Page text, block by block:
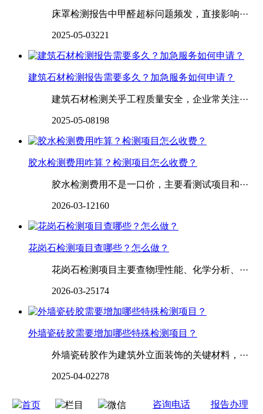
床罩检测报告中甲醛超标问题频发，直接影响···
2025-05-03221
建筑石材检测报告需要多久？加急服务如何申请？
建筑石材检测关乎工程质量安全，企业常关注···
2025-05-08198
胶水检测费用咋算？检测项目怎么收费？
胶水检测费用不是一口价，主要看测试项目和···
2026-03-12160
花岗石检测项目查哪些？怎么做？
花岗石检测项目主要查物理性能、化学分析、···
2026-03-25174
外墙瓷砖胶需要增加哪些特殊检测项目？
外墙瓷砖胶作为建筑外立面装饰的关键材料，···
2025-04-02278
首页 栏目 微信 咨询电话 报告办理